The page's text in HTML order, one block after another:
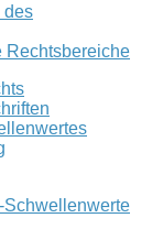
des
Rechtsbereiche
Schwellenwerte